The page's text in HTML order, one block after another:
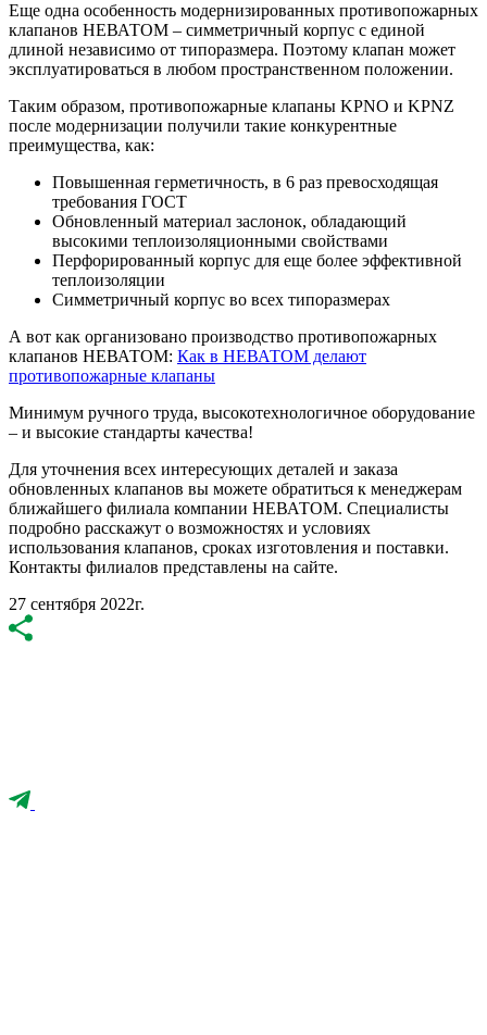
Еще одна особенность модернизированных противопожарных
клапанов НЕВАТОМ – симметричный корпус с единой
длиной независимо от типоразмера. Поэтому клапан может
эксплуатироваться в любом пространственном положении.
Таким образом, противопожарные клапаны KPNO и KPNZ
после модернизации получили такие конкурентные
преимущества, как:
Повышенная герметичность, в 6 раз превосходящая
требования ГОСТ
Обновленный материал заслонок, обладающий
высокими теплоизоляционными свойствами
Перфорированный корпус для еще более эффективной
теплоизоляции
Симметричный корпус во всех типоразмерах
А вот как организовано производство противопожарных
клапанов НЕВАТОМ: Как в НЕВАТОМ делают
противопожарные клапаны
Минимум ручного труда, высокотехнологичное оборудование
– и высокие стандарты качества!
Для уточнения всех интересующих деталей и заказа
обновленных клапанов вы можете обратиться к менеджерам
ближайшего филиала компании НЕВАТОМ. Специалисты
подробно расскажут о возможностях и условиях
использования клапанов, сроках изготовления и поставки.
Контакты филиалов представлены на сайте.
27 сентября 2022г.